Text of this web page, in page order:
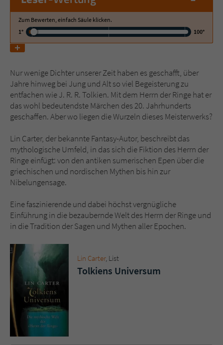
Zum Bewerten, einfach Säule klicken.
1°
100°
Nur wenige Dichter unserer Zeit haben es geschafft, über
Jahre hinweg bei Jung und Alt so viel Begeisterung zu
entfachen wie J. R. R. Tolkien. Mit dem Herrn der Ringe hat er
das wohl bedeutendste Märchen des 20. Jahrhunderts
geschaffen. Aber wo liegen die Wurzeln dieses Meisterwerks?
Lin Carter, der bekannte Fantasy-Autor, beschreibt das
mythologische Umfeld, in das sich die Fiktion des Herrn der
Ringe einfügt: von den antiken sumerischen Epen über die
griechischen und nordischen Mythen bis hin zur
Nibelungensage.
Eine faszinierende und dabei höchst vergnügliche
Einführung in die bezaubernde Welt des Herrn der Ringe und
in die Tradition der Sagen und Mythen aller Epochen.
Lin Carter, List
Tolkiens Universum
Name tx_pwcomments_ahash
Anbieter
Laufzeit
Zweck Cookie für Kommentare einzelner Buchtitel
Anbieter Literatur-Couch Medien GmbH & Co. KG
Laufzeit Session
Zweck
Kommunikation der Webseite mit dem
Benutzer. Es wird benötigt um z. B. den
Sicherheitscode des Kontaktformulars zu